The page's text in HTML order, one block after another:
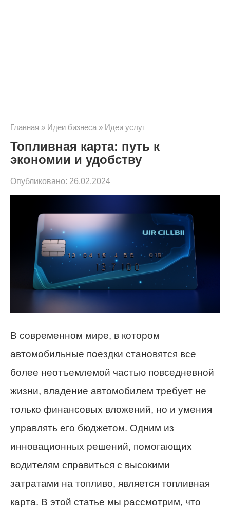
Главная » Идеи бизнеса » Идеи услуг
Топливная карта: путь к
экономии и удобству
Опубликовано: 26.02.2024
В современном мире, в котором
автомобильные поездки становятся все
более неотъемлемой частью повседневной
жизни, владение автомобилем требует не
только финансовых вложений, но и умения
управлять его бюджетом. Одним из
инновационных решений, помогающих
водителям справиться с высокими
затратами на топливо, является топливная
карта. В этой статье мы рассмотрим, что